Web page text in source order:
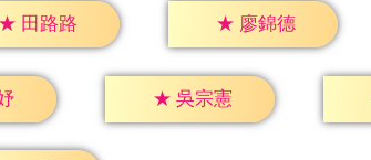
★ 田路路 ★ 廖錦德
★ 吳宗憲